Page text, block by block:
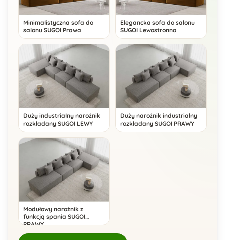
Minimalistyczna sofa do
salonu SUGOI Prawa
Elegancka sofa do salonu
SUGOI Lewostronna
Duży industrialny narożnik
rozkładany SUGOI LEWY
Duży narożnik industrialny
rozkładany SUGOI PRAWY
Modułowy narożnik z
funkcją spania SUGOI
PRAWY